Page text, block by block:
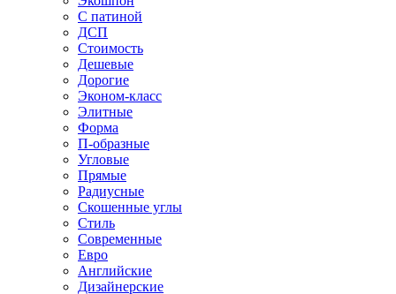
С патиной
ДСП
Стоимость
Дешевые
Дорогие
Эконом-класс
Элитные
Форма
П-образные
Угловые
Прямые
Радиусные
Скошенные углы
Стиль
Современные
Евро
Английские
Дизайнерские